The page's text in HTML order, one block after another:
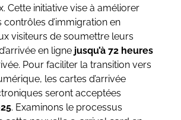
Cette initiative vise à améliorer
contrôles d’immigration en
visiteurs de soumettre leurs
en ligne jusqu’à 72 heures
Pour faciliter la transition vers
les cartes d’arrivée
seront acceptées
. Examinons le processus